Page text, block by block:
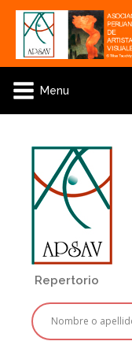
Menu
Repertorio